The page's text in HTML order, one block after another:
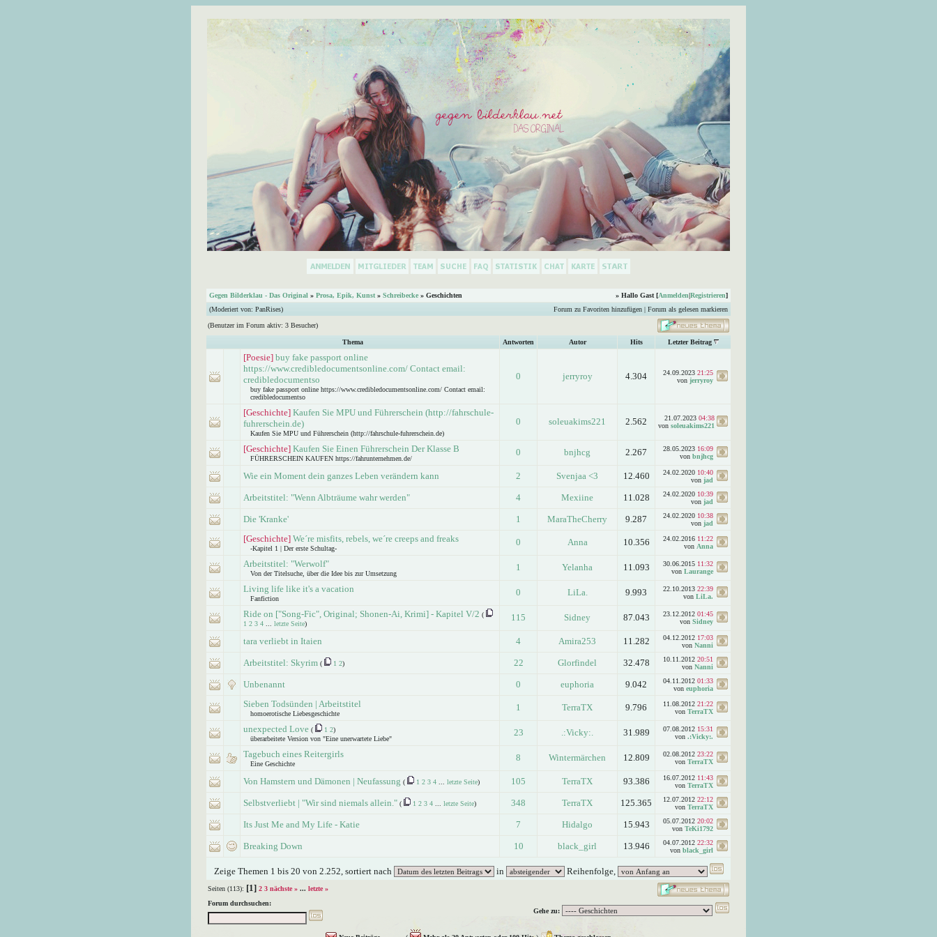
Gegen Bilderklau - Das Original » Prosa, Epik, Kunst » Schreibecke » Geschichten » Hallo Gast [Anmelden|Registrieren]
(Moderiert von: PanRises) Forum zu Favoriten hinzufügen | Forum als gelesen markieren
(Benutzer im Forum aktiv: 3 Besucher)
Thema Antworten Autor Hits Letzter Beitrag
[Poesie] buy fake passport online
https://www.credibledocumentsonline.com/ Contact email:
credibledocumentso
buy fake passport online https://www.credibledocumentsonline.com/ Contact email:
credibledocumentso
0 jerryroy 4.304 24.09.2023 21:25
von jerryroy
[Geschichte] Kaufen Sie MPU und Führerschein (http://fahrschule-
fuhrerschein.de)
Kaufen Sie MPU und Führerschein (http://fahrschule-fuhrerschein.de)
0 soleuakims221 2.562 21.07.2023 04:38
von soleuakims221
[Geschichte] Kaufen Sie Einen Führerschein Der Klasse B
FÜHRERSCHEIN KAUFEN https://fahrunternehmen.de/
0 bnjhcg 2.267 28.05.2023 16:09
von bnjhcg
Wie ein Moment dein ganzes Leben verändern kann 2 Svenjaa <3 12.460 24.02.2020 10:40
von jad
Arbeitstitel: "Wenn Albträume wahr werden" 4 Mexiine 11.028 24.02.2020 10:39
von jad
Die 'Kranke' 1 MaraTheCherry 9.287 24.02.2020 10:38
von jad
[Geschichte] We´re misfits, rebels, we´re creeps and freaks
-Kapitel 1 | Der erste Schultag-
0 Anna 10.356 24.02.2016 11:22
von Anna
Arbeitstitel: "Werwolf"
Von der Titelsuche, über die Idee bis zur Umsetzung
1 Yelanha 11.093 30.06.2015 11:32
von Laurange
Living life like it's a vacation
Fanfiction
0 LiLa. 9.993 22.10.2013 22:39
von LiLa.
Ride on ["Song-Fic", Original; Shonen-Ai, Krimi] - Kapitel V/2 (
1 2 3 4 letzte Seite)
115 Sidney 87.043 23.12.2012 01:45
von Sidney
tara verliebt in Itaien 4 Amira253 11.282 04.12.2012 17:03
von Nanni
Arbeitstitel: Skyrim ( 1 2) 22 Glorfindel 32.478 10.11.2012 20:51
von Nanni
Unbenannt 0 euphoria 9.042 04.11.2012 01:33
von euphoria
Sieben Todsünden | Arbeitstitel
homoerotische Liebesgeschichte
1 TerraTX 9.796 11.08.2012 21:22
von TerraTX
unexpected Love ( 1 2)
überarbeitete Version von "Eine unerwartete Liebe"
23 .:Vicky:. 31.989 07.08.2012 15:31
von .:Vicky:.
Tagebuch eines Reitergirls
Eine Geschichte
8 Wintermärchen 12.809 02.08.2012 23:22
von TerraTX
Von Hamstern und Dämonen | Neufassung ( 1 2 3 4 letzte Seite) 105 TerraTX 93.386 16.07.2012 11:43
von TerraTX
Selbstverliebt | "Wir sind niemals allein." ( 1 2 3 4 letzte Seite) 348 TerraTX 125.365 12.07.2012 22:12
von TerraTX
Its Just Me and My Life - Katie 7 Hidalgo 15.943 05.07.2012 20:02
von TeKi1792
Breaking Down 10 black_girl 13.946 04.07.2012 22:32
von black_girl
Zeige Themen 1 bis 20 von 2.252, sortiert nach in Reihenfolge,
Seiten (113): [1] 2 3 nächste » ... letzte »
Forum durchsuchen:
Gehe zu: